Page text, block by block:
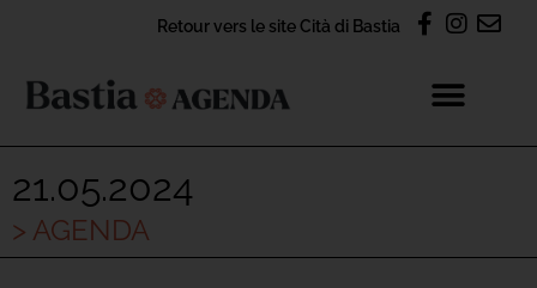
Retour vers le site Cità di Bastia
21.05.2024
> AGENDA